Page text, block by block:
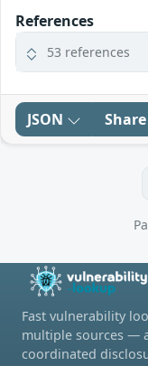
References
53 references
JSON Share
Fast vulnerability
multiple sources —
coordinated